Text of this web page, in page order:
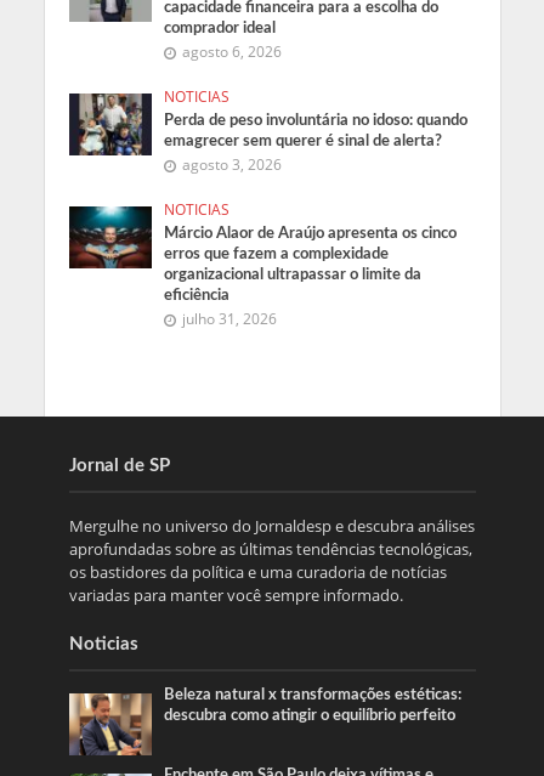
capacidade financeira para a escolha do
comprador ideal
agosto 6, 2026
NOTICIAS
Perda de peso involuntária no idoso: quando
emagrecer sem querer é sinal de alerta?
agosto 3, 2026
NOTICIAS
Márcio Alaor de Araújo apresenta os cinco
erros que fazem a complexidade
organizacional ultrapassar o limite da
eficiência
julho 31, 2026
Jornal de SP
Mergulhe no universo do Jornaldesp e descubra análises
aprofundadas sobre as últimas tendências tecnológicas,
os bastidores da política e uma curadoria de notícias
variadas para manter você sempre informado.
Noticias
Beleza natural x transformações estéticas:
descubra como atingir o equilíbrio perfeito